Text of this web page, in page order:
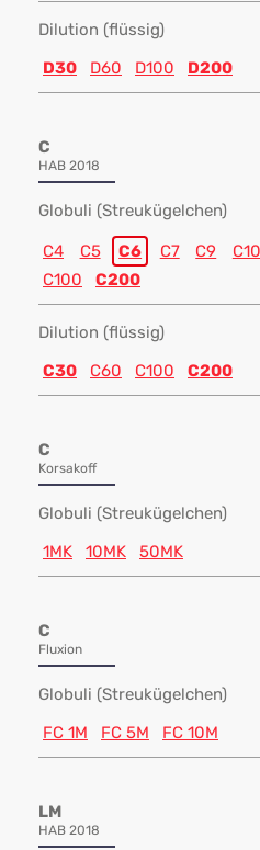
Dilution (flüssig)
D30
D60 D100 D200
C
HAB 2018
Globuli (Streukügelchen)
C4 C5 C6 C7 C9 C10
C100
C200
Dilution (flüssig)
C30
C60 C100 C200
C
Korsakoff
Globuli (Streukügelchen)
1MK
10MK 50MK
C
Fluxion
Globuli (Streukügelchen)
FC 1M
FC 5M FC 10M
LM
HAB 2018